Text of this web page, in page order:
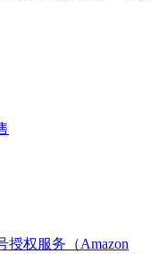
授权服务（Amazon